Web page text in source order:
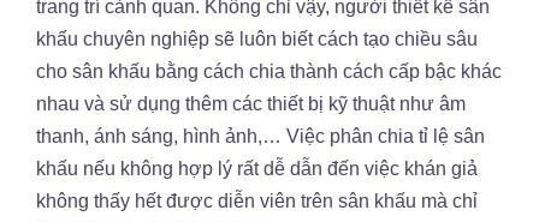
trang trí cảnh quan. Không chỉ vậy, người thiết kế sân
khấu chuyên nghiệp sẽ luôn biết cách tạo chiều sâu
cho sân khấu bằng cách chia thành cách cấp bậc khác
nhau và sử dụng thêm các thiết bị kỹ thuật như âm
thanh, ánh sáng, hình ảnh,… Việc phân chia tỉ lệ sân
khấu nếu không hợp lý rất dễ dẫn đến việc khán giả
không thấy hết được diễn viên trên sân khấu mà chỉ